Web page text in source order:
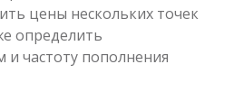
цены нескольких точек
определить
частоту пополнения